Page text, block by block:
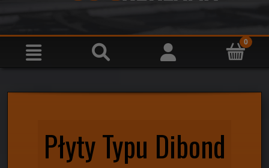
Płyty Typu Dibond